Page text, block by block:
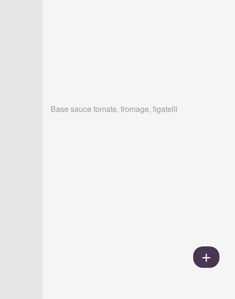
Base sauce tomate, fromage, figatelli